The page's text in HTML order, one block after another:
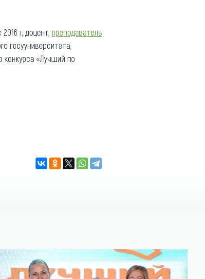
г, доцент, преподаватель
госууниверситета,
конкурса «Лучший по